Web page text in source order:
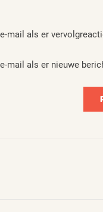
mail als er
mail als er nieuwe